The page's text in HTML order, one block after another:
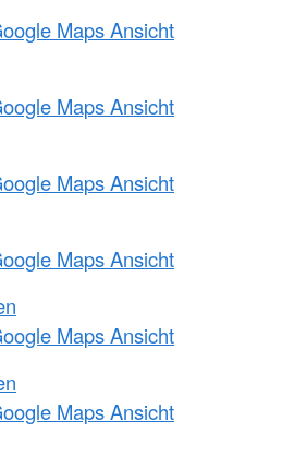
Maps Ansicht
Maps Ansicht
Maps Ansicht
Maps Ansicht
Maps Ansicht
Maps Ansicht